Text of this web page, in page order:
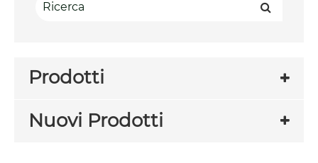
Prodotti
Nuovi Prodotti